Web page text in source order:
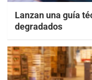
Lanzan una guía
degradados